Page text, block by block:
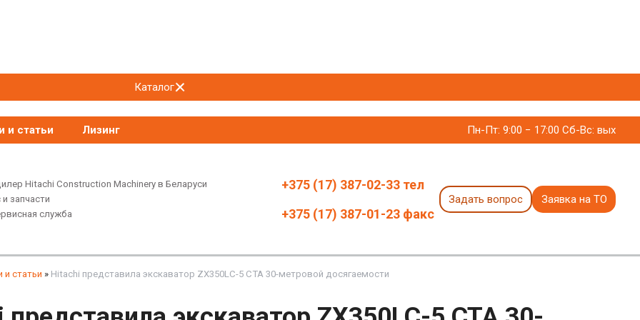
Каталог
и статьи Лизинг Пн-Пт: 9:00 − 17:00 Сб-Вс: вых
Hitachi Construction Machinery в Беларуси
запчасти
служба
+375 (17) 387-02-33 тел
+375 (17) 387-01-23 факс
Задать вопрос Заявка на ТО
и статьи » Hitachi представила экскаватор ZX350LC-5 CTA 30-метровой досягаемости